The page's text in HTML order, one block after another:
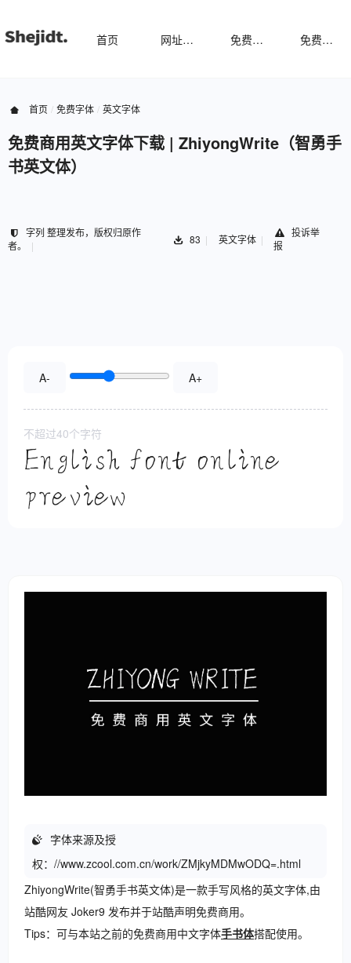
首页 网址导航 免费样机 免费字体
首页 免费字体 英文字体
免费商用英文字体下载 | ZhiyongWrite（智勇手
书英文体）
字列 整理发布，版权归原作
者。
83 英文字体
投诉举
报
A- A+
不超过40个字符
English font online
preview
字体来源及授
权： //www.zcool.com.cn/work/ZMjkyMDMwODQ=.html
ZhiyongWrite(智勇手书英文体)是一款手写风格的英文字体,由
站酷网友 Joker9 发布并于站酷声明免费商用。
Tips：可与本站之前的免费商用中文字体手书体搭配使用。